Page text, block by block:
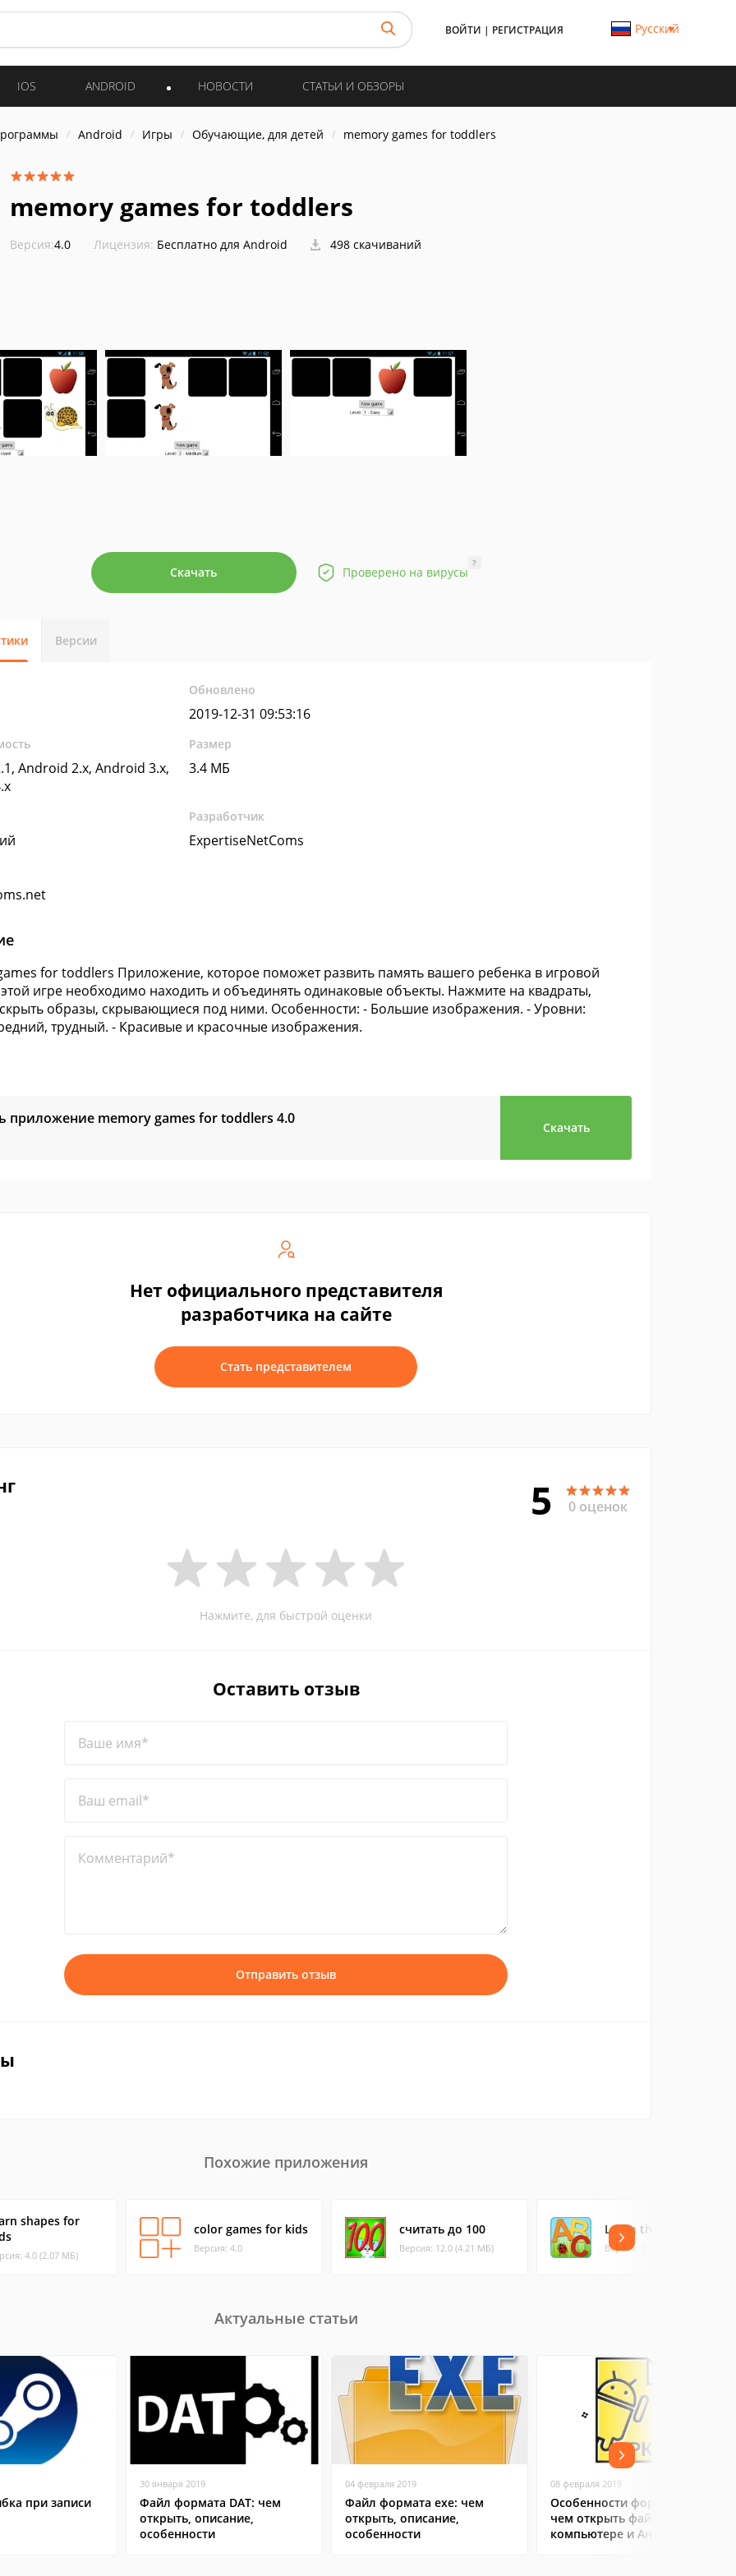
ВОЙТИ | РЕГИСТРАЦИЯ Русский
IOS ANDROID НОВОСТИ СТАТЬИ И ОБЗОРЫ
Android Игры Обучающие, для детей memory games for toddlers
memory games for toddlers
Версия:4.0 Лицензия: Бесплатно для Android 498 скачиваний
Скачать Проверено на вирусы
?
Версии
Обновлено
2019-12-31 09:53:16
Android 2.x, Android 3.x,
Размер
3.4 МБ
Разработчик
ExpertiseNetComs
for toddlers Приложение, которое поможет развить память вашего ребенка в игровой
игре необходимо находить и объединять одинаковые объекты. Нажмите на квадраты,
образы, скрывающиеся под ними. Особенности: - Большие изображения. - Уровни:
трудный. - Красивые и красочные изображения.
приложение memory games for toddlers 4.0
Скачать
Нет официального представителя
разработчика на сайте
Стать представителем
5 0 оценок
Нажмите, для быстрой оценки
Оставить отзыв
Ваше имя*
Ваш email*
Комментарий*
Отправить отзыв
Похожие приложения
shapes for
4.0 (2.07 МБ)
color games for kids
Версия: 4.0
считать до 100
Версия: 12.0 (4.21 МБ)
Learn the Alphabet
Версия: 1.4.0 (6.52 МБ)
Актуальные статьи
при записи
30 января 2019
Файл формата DAT: чем
открыть, описание,
особенности
04 февраля 2019
Файл формата exe: чем
открыть, описание,
особенности
08 февраля 2019
Особенности формата APK:
чем открыть файл на
компьютере и Андроид-